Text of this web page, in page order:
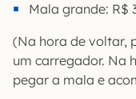
Mala grande: R$
(Na hora de voltar,
um carregador. Na
pegar a mala e